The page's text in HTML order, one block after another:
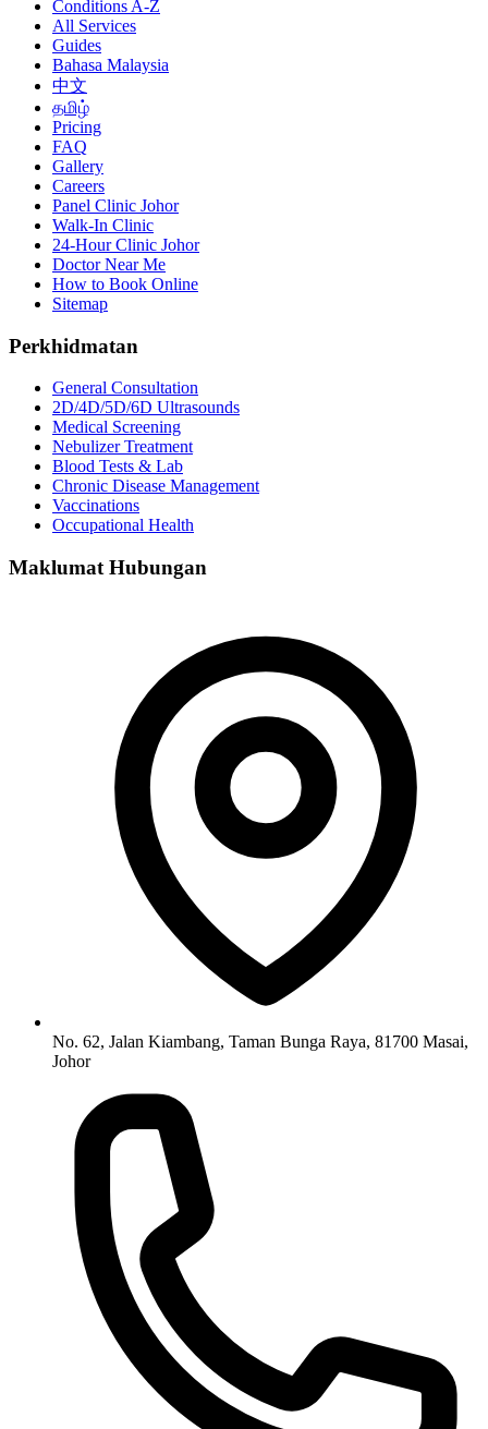
Conditions A-Z
All Services
Guides
Bahasa Malaysia
中文
தமிழ்
Pricing
FAQ
Gallery
Careers
Panel Clinic Johor
Walk-In Clinic
24-Hour Clinic Johor
Doctor Near Me
How to Book Online
Sitemap
Perkhidmatan
General Consultation
2D/4D/5D/6D Ultrasounds
Medical Screening
Nebulizer Treatment
Blood Tests & Lab
Chronic Disease Management
Vaccinations
Occupational Health
Maklumat Hubungan
No. 62, Jalan Kiambang, Taman Bunga Raya, 81700 Masai,
Johor